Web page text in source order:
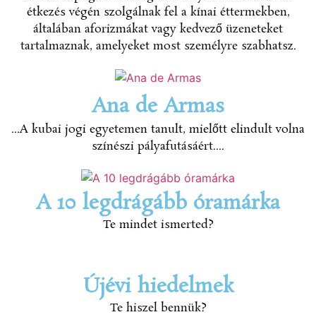
étkezés végén szolgálnak fel a kínai éttermekben,
általában aforizmákat vagy kedvező üzeneteket
tartalmaznak, amelyeket most személyre szabhatsz.
Ana de Armas
...A kubai jogi egyetemen tanult, mielőtt elindult volna
színészi pályafutásáért....
A 10 legdrágább óramárka
Te mindet ismerted?
Újévi hiedelmek
Te hiszel bennük?